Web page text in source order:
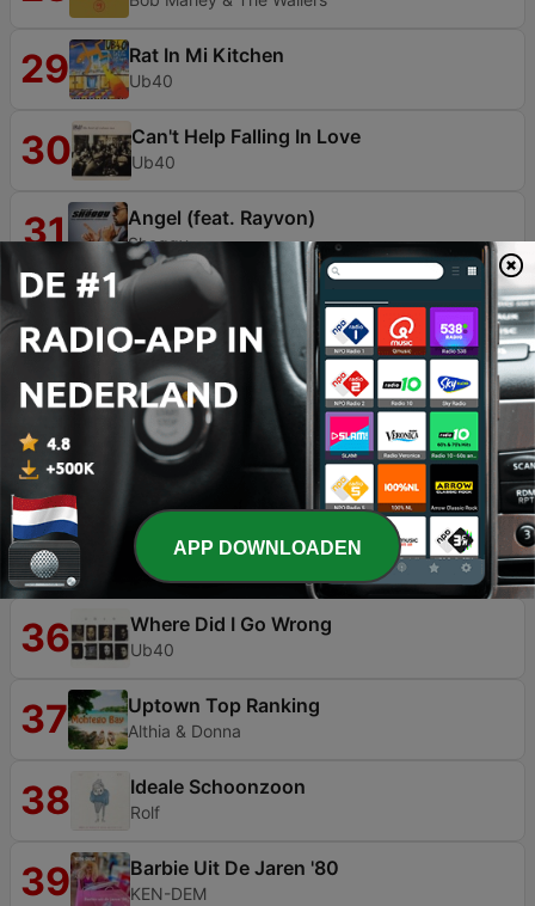
29 Rat In Mi Kitchen
Ub40
30 Can't Help Falling In Love
Ub40
31 Angel (feat. Rayvon)
Shaggy
32 Girlie Girlie
Sophia George
33 Everything I Own
Bliss & Boy George
34 Lady
Wayne Wade
35 Wild World
Jimmy Cliff
36 Where Did I Go Wrong
Ub40
37 Uptown Top Ranking
Althia & Donna
38 Ideale Schoonzoon
Rolf
39 Barbie Uit De Jaren '80
KEN-DEM
APP DOWNLOADEN